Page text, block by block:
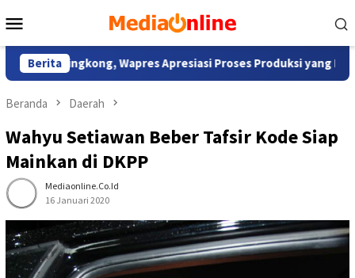
ke
Mobile
Berita
Singkong, Wapres Apresiasi Proses Produksi yang Inovatif
Beranda Daerah
Wahyu Setiawan Beber Tafsir Kode Siap
Mainkan di DKPP
Mediaonline.co.id
16 Januari 2020